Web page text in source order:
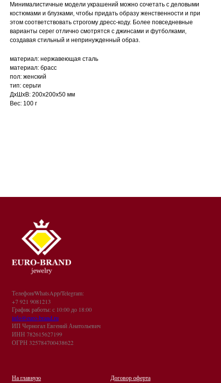
Минималистичные модели украшений можно сочетать с деловыми
костюмами и блузками, чтобы придать образу женственности и при
этом соответствовать строгому дресс-коду. Более повседневные
варианты серег отлично смотрятся с джинсами и футболками,
создавая стильный и непринужденный образ.
материал: нержавеющая сталь
материал: брасс
пол: женский
тип: серьги
ДxШxВ: 200x200x50 мм
Вес: 100 г
Телефон/WhatsApp/Telegram:
+7 921 9081213
График работы: с 10:00 до 18:00
info@euro-brand.ru
ИП Черногал Евгений Анатольевич
ИНН 782615627199
ОГРН 325784700438622
На главную Договор оферта